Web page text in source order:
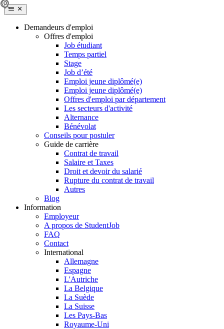
Demandeurs d'emploi
Offres d'emploi
Job étudiant
Temps partiel
Stage
Job d’été
Emploi jeune diplômé(e)
Emploi jeune diplômé(e)
Offres d'emploi par département
Les secteurs d'activité
Alternance
Bénévolat
Conseils pour postuler
Guide de carrière
Contrat de travail
Salaire et Taxes
Droit et devoir du salarié
Rupture du contrat de travail
Autres
Blog
Information
Employeur
A propos de StudentJob
FAQ
Contact
International
Allemagne
Espagne
L'Autriche
La Belgique
La Suède
La Suisse
Les Pays-Bas
Royaume-Uni